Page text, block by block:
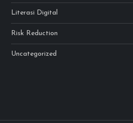
Literasi Digital
Risk Reduction
Uncategorized